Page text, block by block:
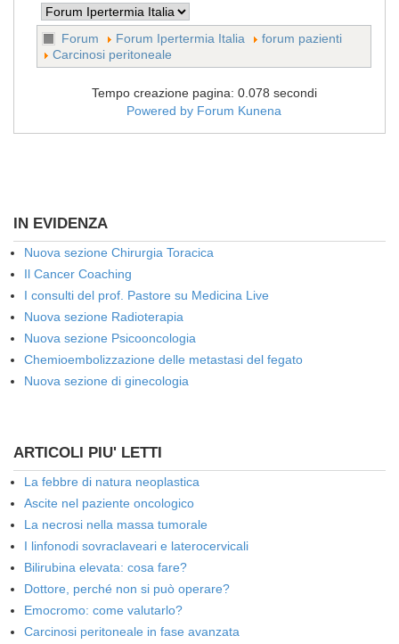
Forum Forum Ipertermia Italia
forum pazienti
Carcinosi peritoneale
Tempo creazione pagina: 0.078 secondi
Powered by Forum Kunena
IN EVIDENZA
Nuova sezione Chirurgia Toracica
Il Cancer Coaching
I consulti del prof. Pastore su Medicina Live
Nuova sezione Radioterapia
Nuova sezione Psicooncologia
Chemioembolizzazione delle metastasi del fegato
Nuova sezione di ginecologia
ARTICOLI PIU' LETTI
La febbre di natura neoplastica
Ascite nel paziente oncologico
La necrosi nella massa tumorale
I linfonodi sovraclaveari e laterocervicali
Bilirubina elevata: cosa fare?
Dottore, perché non si può operare?
Emocromo: come valutarlo?
Carcinosi peritoneale in fase avanzata